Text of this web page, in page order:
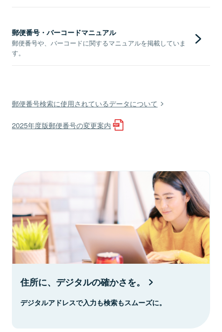
郵便番号・バーコードマニュアル
郵便番号や、バーコードに関するマニュアルを掲載していま
す。
郵便番号検索に使用されているデータについて
2025年度版郵便番号の変更案内
住所に、デジタルの確かさを。
デジタルアドレスで入力も検索もスムーズに。